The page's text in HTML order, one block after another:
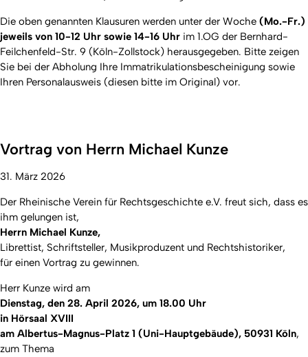
Die oben genannten Klausuren werden unter der Woche (Mo.-Fr.)
jeweils von 10-12 Uhr sowie 14-16 Uhr im 1.OG der Bernhard-
Feilchenfeld-Str. 9 (Köln-Zollstock) herausgegeben. Bitte zeigen
Sie bei der Abholung Ihre Immatrikulationsbescheinigung sowie
Ihren Personalausweis (diesen bitte im Original) vor.
Vortrag von Herrn Michael Kunze
31. März 2026
Der Rheinische Verein für Rechtsgeschichte e.V. freut sich, dass es
ihm gelungen ist,
Herrn Michael Kunze,
Librettist, Schriftsteller, Musikproduzent und Rechtshistoriker,
für einen Vortrag zu gewinnen.
Herr Kunze wird am
Dienstag, den 28. April 2026, um 18.00 Uhr
in Hörsaal XVIII
am Albertus-Magnus-Platz 1 (Uni-Hauptgebäude), 50931 Köln,
zum Thema